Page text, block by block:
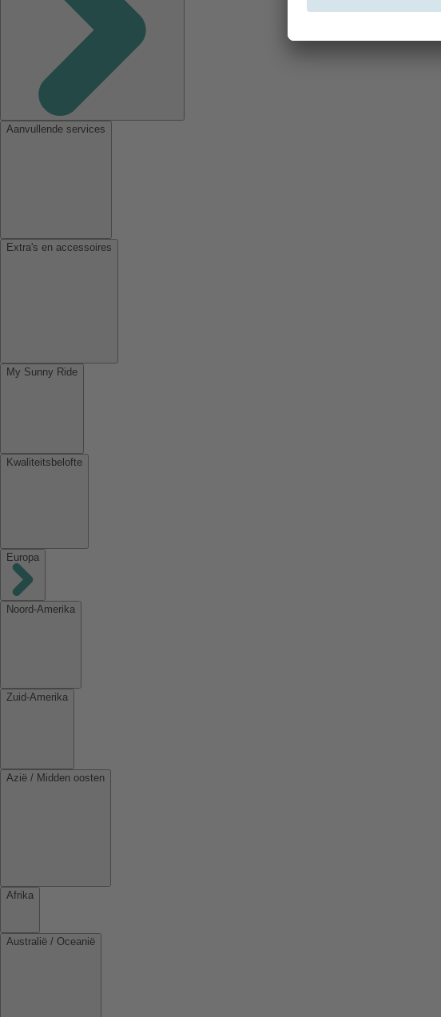
Aanvullende services
Extra's en accessoires
My Sunny Ride
Kwaliteitsbelofte
Europa
Noord-Amerika
Zuid-Amerika
Azië / Midden oosten
Afrika
Australië / Oceanië